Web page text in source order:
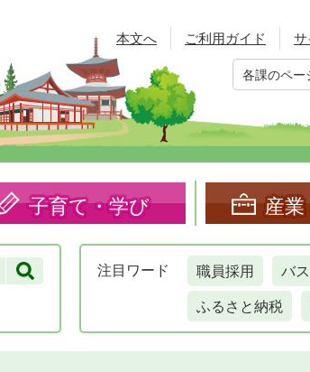
本文へ ご利用ガイド
各課のペー
子育て・学び 産
注目 ワード 職員採用 バ
ふるさと納税